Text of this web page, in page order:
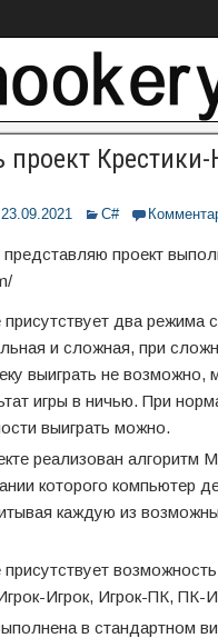
проект
23.09.2021 C#
представляю проект
присутствует два режима
и сложная, при
выиграть не возможно,
игры в ничью. При
выиграть можно.
реализован алгоритм
которого компьютер
каждую из
присутствует
Игрок, Игрок-ПК, ПК-
в стандартном